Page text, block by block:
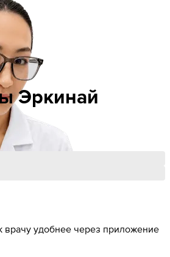
Эркинай
врачу удобнее через приложение